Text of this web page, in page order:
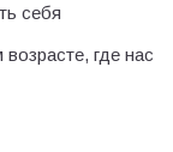
себя
где нас